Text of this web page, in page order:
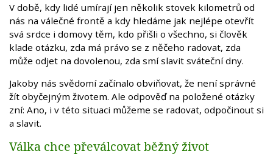
V době, kdy lidé umírají jen několik stovek kilometrů od
nás na válečné frontě a kdy hledáme jak nejlépe otevřít
svá srdce i domovy těm, kdo přišli o všechno, si člověk
klade otázku, zda má právo se z něčeho radovat, zda
může odjet na dovolenou, zda smí slavit sváteční dny.
Jakoby nás svědomí začínalo obviňovat, že není správné
žít obyčejným životem. Ale odpověď na položené otázky
zní: Ano, i v této situaci můžeme se radovat, odpočinout si
a slavit.
Válka chce převálcovat běžný život